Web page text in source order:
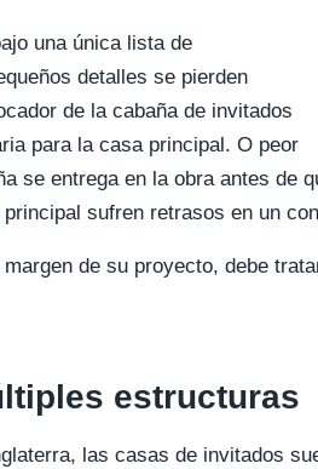
una única lista de
detalles se pierden
de la cabaña de invitados
para la casa principal. O peor
se entrega en la obra antes de
sufren retrasos en un
de su proyecto, debe
estructuras
las casas de invitados